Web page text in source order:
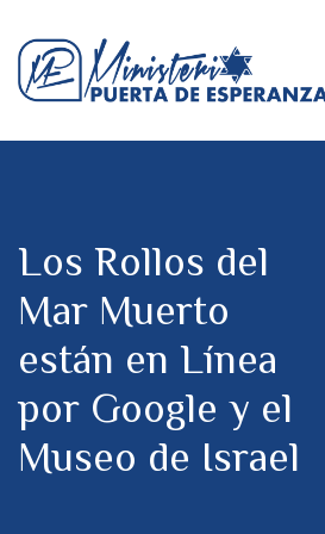
Los Rollos del
Mar Muerto
están en Línea
por Google y el
Museo de Israel
MPE TV
DONACIONES
PARTICIPA
REUNIONES &
CONTACTOS